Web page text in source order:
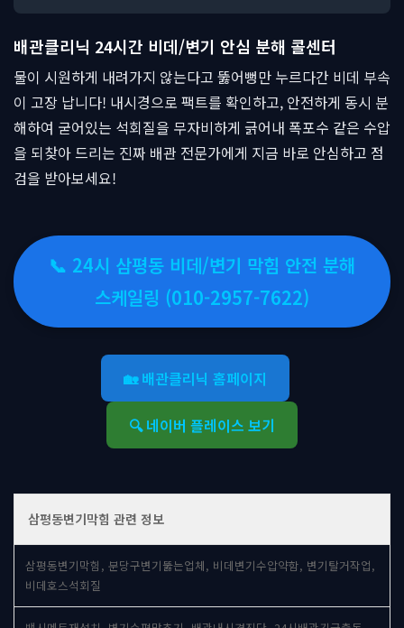
배관클리닉 24시간 비데/변기 안심 분해 콜센터
물이 시원하게 내려가지 않는다고 뚫어뻥만 누르다간 비데 부속
이 고장 납니다! 내시경으로 팩트를 확인하고, 안전하게 동시 분
해하여 굳어있는 석회질을 무자비하게 긁어내 폭포수 같은 수압
을 되찾아 드리는 진짜 배관 전문가에게 지금 바로 안심하고 점
검을 받아보세요!
📞 24시 삼평동 비데/변기 막힘 안전 분해
스케일링 (010-2957-7622)
🏡 배관클리닉 홈페이지
🔍 네이버 플레이스 보기
삼평동변기막힘 관련 정보
삼평동변기막힘, 분당구변기뚫는업체, 비데변기수압약함, 변기탈거작업,
비데호스석회질